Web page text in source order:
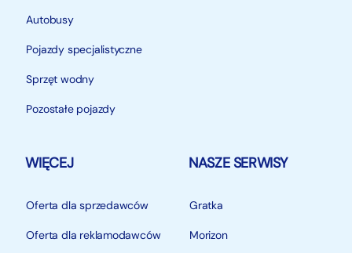
Autobusy
Pojazdy specjalistyczne
Sprzęt wodny
Pozostałe pojazdy
WIĘCEJ
Oferta dla sprzedawców
Oferta dla reklamodawców
NASZE SERWISY
Gratka
Morizon